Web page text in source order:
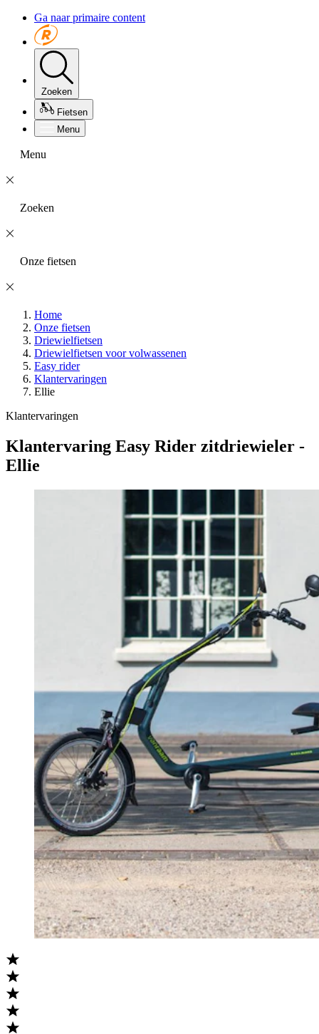
Ga naar primaire content
Zoeken
Fietsen
Menu
Menu
Zoeken
Onze fietsen
Home
Onze fietsen
Driewielfietsen
Driewielfietsen voor volwassenen
Easy rider
Klantervaringen
Ellie
Klantervaringen
Klantervaring Easy Rider zitdriewieler -
Ellie